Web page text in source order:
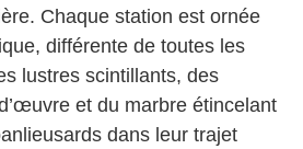
Chaque station est ornée
différente de toutes les
lustres scintillants, des
et du marbre étincelant
dans leur trajet